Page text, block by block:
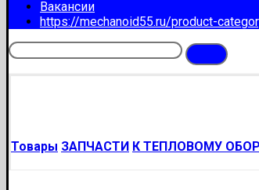
Вакансии
https://mechanoid55.ru/product-
Товары ЗАПЧАСТИ К ТЕПЛОВОМУ